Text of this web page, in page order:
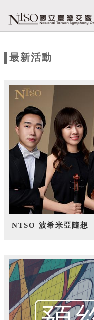
站
題
最新活動
NTSO 波希米亞隨想